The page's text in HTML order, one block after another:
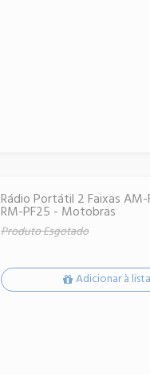
Rádio Portátil 2 Faixas
RM-PF25 - Motobras
Produto Esgotado
Adicionar à lista